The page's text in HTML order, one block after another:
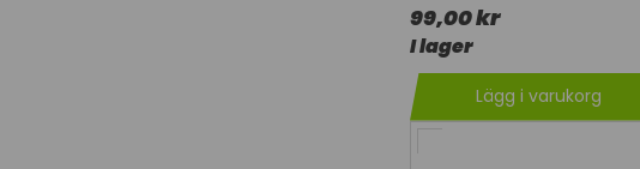
99,00 kr
I lager
Lägg i varukorg